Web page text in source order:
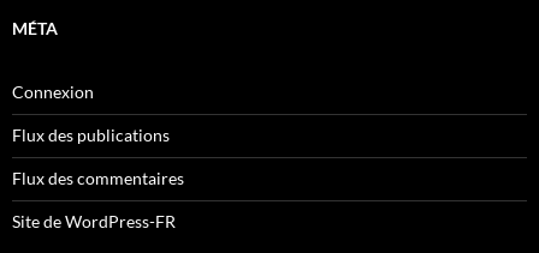
MÉTA
Connexion
Flux des publications
Flux des commentaires
Site de WordPress-FR